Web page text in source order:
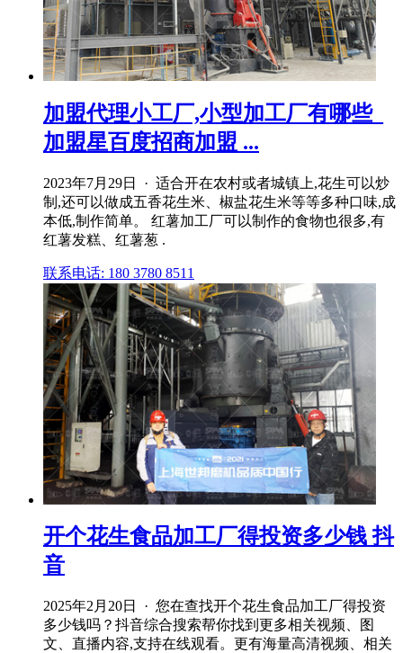
加盟代理小工厂,小型加工厂有哪些_
加盟星百度招商加盟 ...
2023年7月29日 · 适合开在农村或者城镇上,花生可以炒
制,还可以做成五香花生米、椒盐花生米等等多种口味,成
本低,制作简单。 红薯加工厂可以制作的食物也很多,有
红薯发糕、红薯葱 .
联系电话: 180 3780 8511
开个花生食品加工厂得投资多少钱 抖
音
2025年2月20日 · 您在查找开个花生食品加工厂得投资
多少钱吗？抖音综合搜索帮你找到更多相关视频、图
文、直播内容,支持在线观看。更有海量高清视频、相关